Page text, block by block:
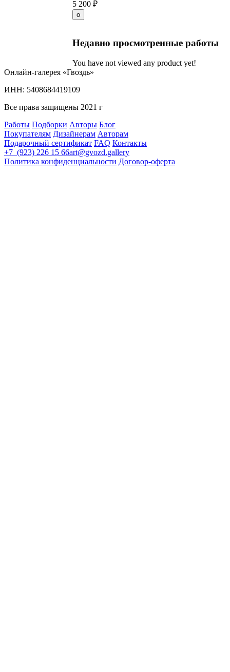
5 200 ₽
Недавно просмотренные работы
You have not viewed any product yet!
Онлайн-галерея «Гвоздь»
ИНН: 5408684419109
Все права защищены 2021 г
Работы Подборки Авторы Блог
Покупателям Дизайнерам Авторам
Подарочный сертификат FAQ Контакты
+7 (923) 226 15 66art@gvozd.gallery
Политика конфиденциальности Договор-оферта